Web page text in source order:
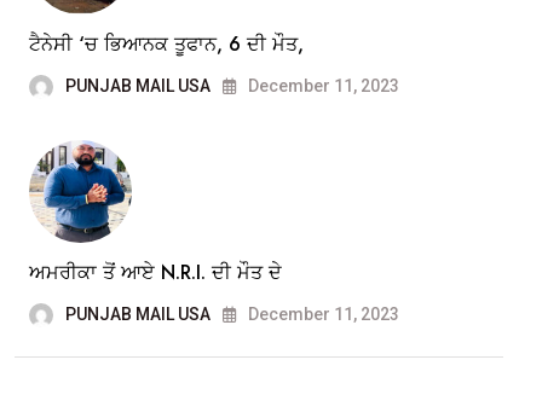
ਟੈਨੇਸੀ ‘ਚ ਭਿਆਨਕ ਤੂਫਾਨ, 6 ਦੀ ਮੌਤ,
PUNJAB MAIL USA December 11, 2023
ਅਮਰੀਕਾ ਤੋਂ ਆਏ N.R.I. ਦੀ ਮੌਤ ਦੇ
PUNJAB MAIL USA December 11, 2023